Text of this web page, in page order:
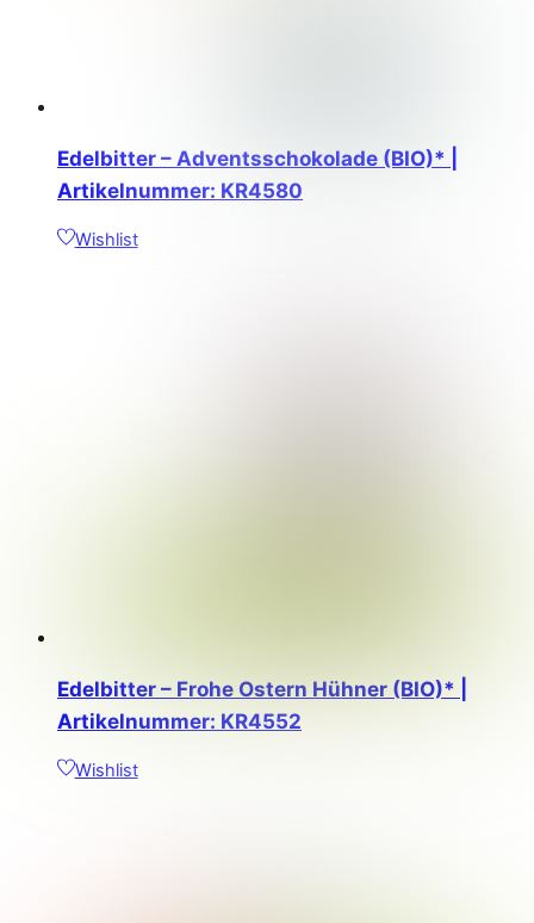
Edelbitter – Adventsschokolade (BIO)* |
Artikelnummer: KR4580
Wishlist
Edelbitter – Frohe Ostern Hühner (BIO)* |
Artikelnummer: KR4552
Wishlist